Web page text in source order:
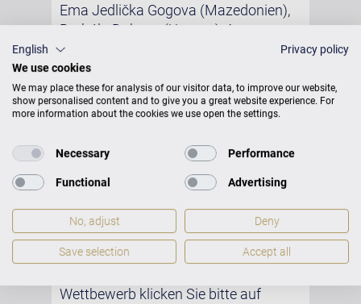
Ema Jedlička Gogova (Mazedonien),
Borbála Dobozy (Ungarn), Anna
Kašparová (Tschechische Republik),
Lukáš Klánský (Tschechische
Republik), Tomasz Ritter (Polen) und
Marek Čermák (Tschechische
Anmeldeschluss ist der 30. September
2025 (inklusive).
Fotos 2023 © Bachova akademie
Dobřany
Zum elektronischen Anmeldeformular
Wettbewerb klicken Sie bitte auf
English
Privacy policy
We use cookies
We may place these for analysis of our visitor data, to improve our website,
show personalised content and to give you a great website experience. For
more information about the cookies we use open the settings.
Necessary Performance
Functional Advertising
No, adjust Deny
Save selection Accept all